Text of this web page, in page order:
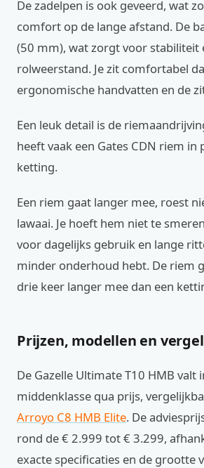
De zadelpen is ook geveerd, wat
comfort op de lange afstand. De
(50 mm), wat zorgt voor stabiliteit
rolweerstand. Je zit comfortabel
ergonomische handvatten en de
Een leuk detail is de
heeft vaak een Gates CDN riem in
ketting.
Een riem gaat langer mee, roest
lawaai. Je hoeft hem niet te
voor dagelijks gebruik en lange
minder onderhoud hebt. De riem
drie keer langer mee dan een
Prijzen, modellen en
De Gazelle Ultimate T10 HMB valt
middenklasse qua prijs,
Arroyo C8 HMB Elite. De
rond de € 2.999 tot € 3.299,
exacte specificaties en de grootte